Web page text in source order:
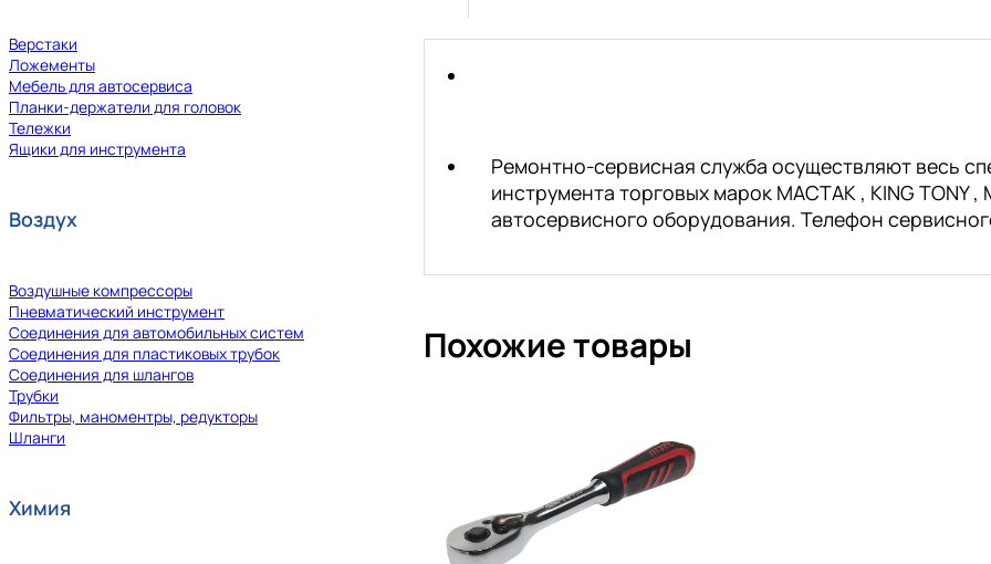
Верстаки
Ложементы
Мебель для автосервиса
Планки-держатели для головок
Тележки
Ящики для инструмента
Воздух
Воздушные компрессоры
Пневматический инструмент
Соединения для автомобильных систем
Соединения для пластиковых трубок
Соединения для шлангов
Трубки
Фильтры, маноментры, редукторы
Шланги
Химия
Ремонтно-сервисная служба осуществляют весь
инструмента торговых марок МАСТАК , KING TONY ,
автосервисного оборудования. Телефон
Похожие товары